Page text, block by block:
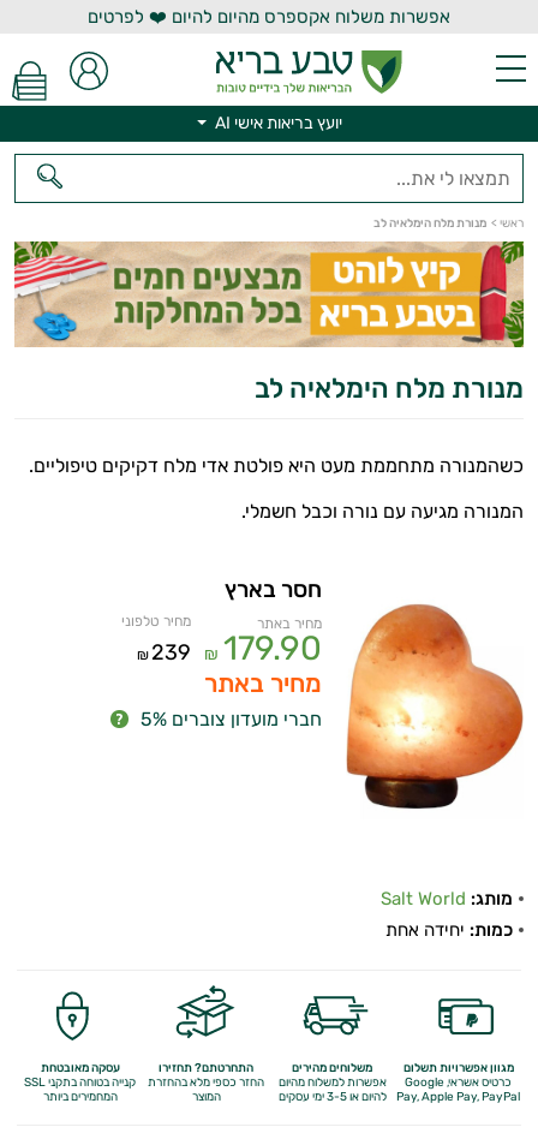
אפשרות משלוח אקספרס מהיום להיום ❤️ לפרטים
יועץ בריאות אישי AI
ראשי > מנורת מלח הימלאיה לב
מנורת מלח הימלאיה לב
כשהמנורה מתחממת מעט היא פולטת אדי מלח דקיקים טיפוליים.
המנורה מגיעה עם נורה וכבל חשמלי.
חסר בארץ
מחיר באתר
179.90
₪
מחיר טלפוני
239
₪
מחיר באתר
חברי מועדון צוברים 5%
מותג: Salt World
כמות: יחידה אחת
מגוון אפשרויות תשלום
כרטיס אשראי, Google
Pay,Apple Pay, PayPal
משלוחים מהירים
אפשרות למשלוח מהיום
להיום או 3-5 ימי עסקים
התחרטתם? תחזירו
החזר כספי מלאבהחזרת
המוצר
עסקה מאובטחת
קנייה בטוחה בתקני SSL
המחמירים ביותר
יועץ בריאות אישי AI